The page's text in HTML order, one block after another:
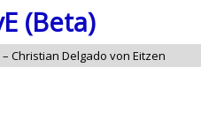
(Beta)
Christian Delgado von Eitzen